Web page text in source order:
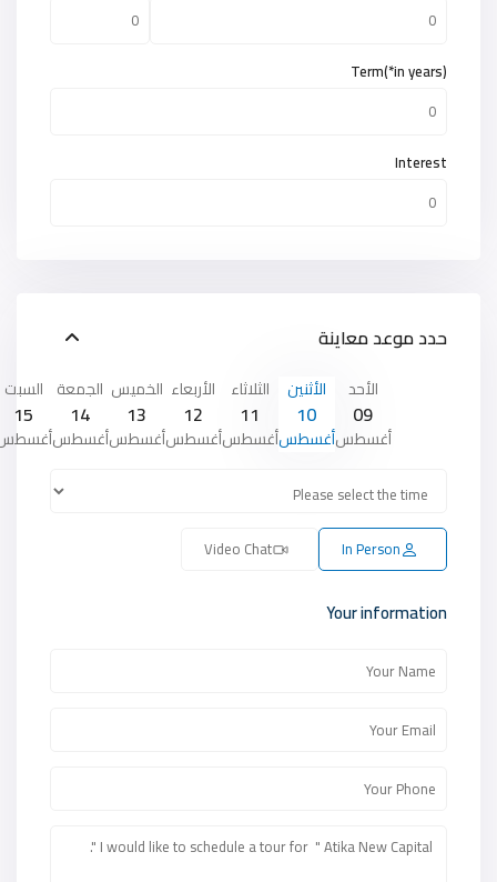
Term(*in years)
Interest
حدد موعد معاينة
الأحد
09
أغسطس
الأثنين
10
أغسطس
الثلاثاء
11
أغسطس
الأربعاء
12
أغسطس
الخميس
13
أغسطس
الجمعة
14
أغسطس
السبت
15
In Person
Video Chat
Your information